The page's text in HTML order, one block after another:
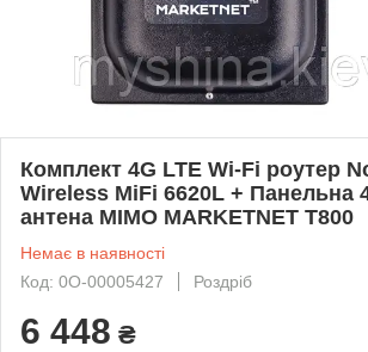
Комплект 4G LTE Wi-Fi роутер
Wireless MiFi 6620L + Панельна
антена MIMO MARKETNET T800
Немає в наявності
Код: 0О-00005427
Роздріб
6 448 ₴